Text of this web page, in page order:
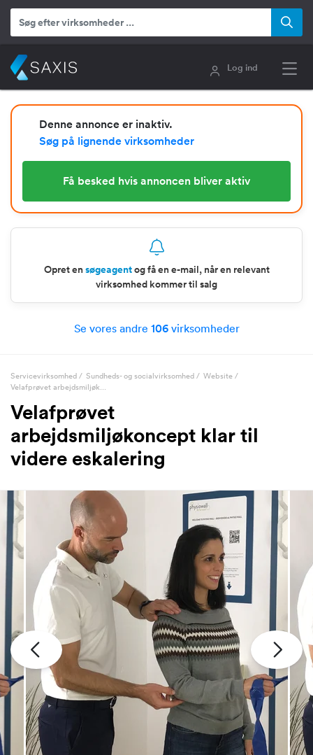
Log ind
Denne annonce er inaktiv.
Søg på lignende virksomheder
Få besked hvis annoncen bliver aktiv
Opret en søgeagentog få en e-mail, når en relevant
virksomhed kommer til salg
Se vores andre 106virksomheder
Servicevirksomhed/ Sundheds- og socialvirksomhed/ Website/
Velafprøvet arbejdsmiljøk...
Velafprøvet
arbejdsmiljøkoncept klar til
videre eskalering